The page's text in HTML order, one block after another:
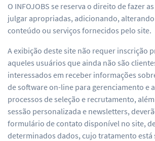
O INFOJOBS se reserva o direito de fazer
julgar apropriadas, adicionando,
conteúdo ou serviços fornecidos pelo site.
A exibição deste site não requer inscrição
aqueles usuários que ainda não são
interessados em receber informações
de software on-line para gerenciamento e
processos de seleção e recrutamento,
sessão personalizada e newsletters,
formulário de contato disponível no site,
determinados dados, cujo tratamento está